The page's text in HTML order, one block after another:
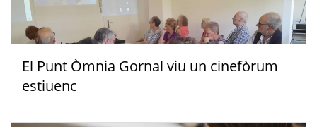
El Punt Òmnia Gornal viu un cinefòrum
estiuenc